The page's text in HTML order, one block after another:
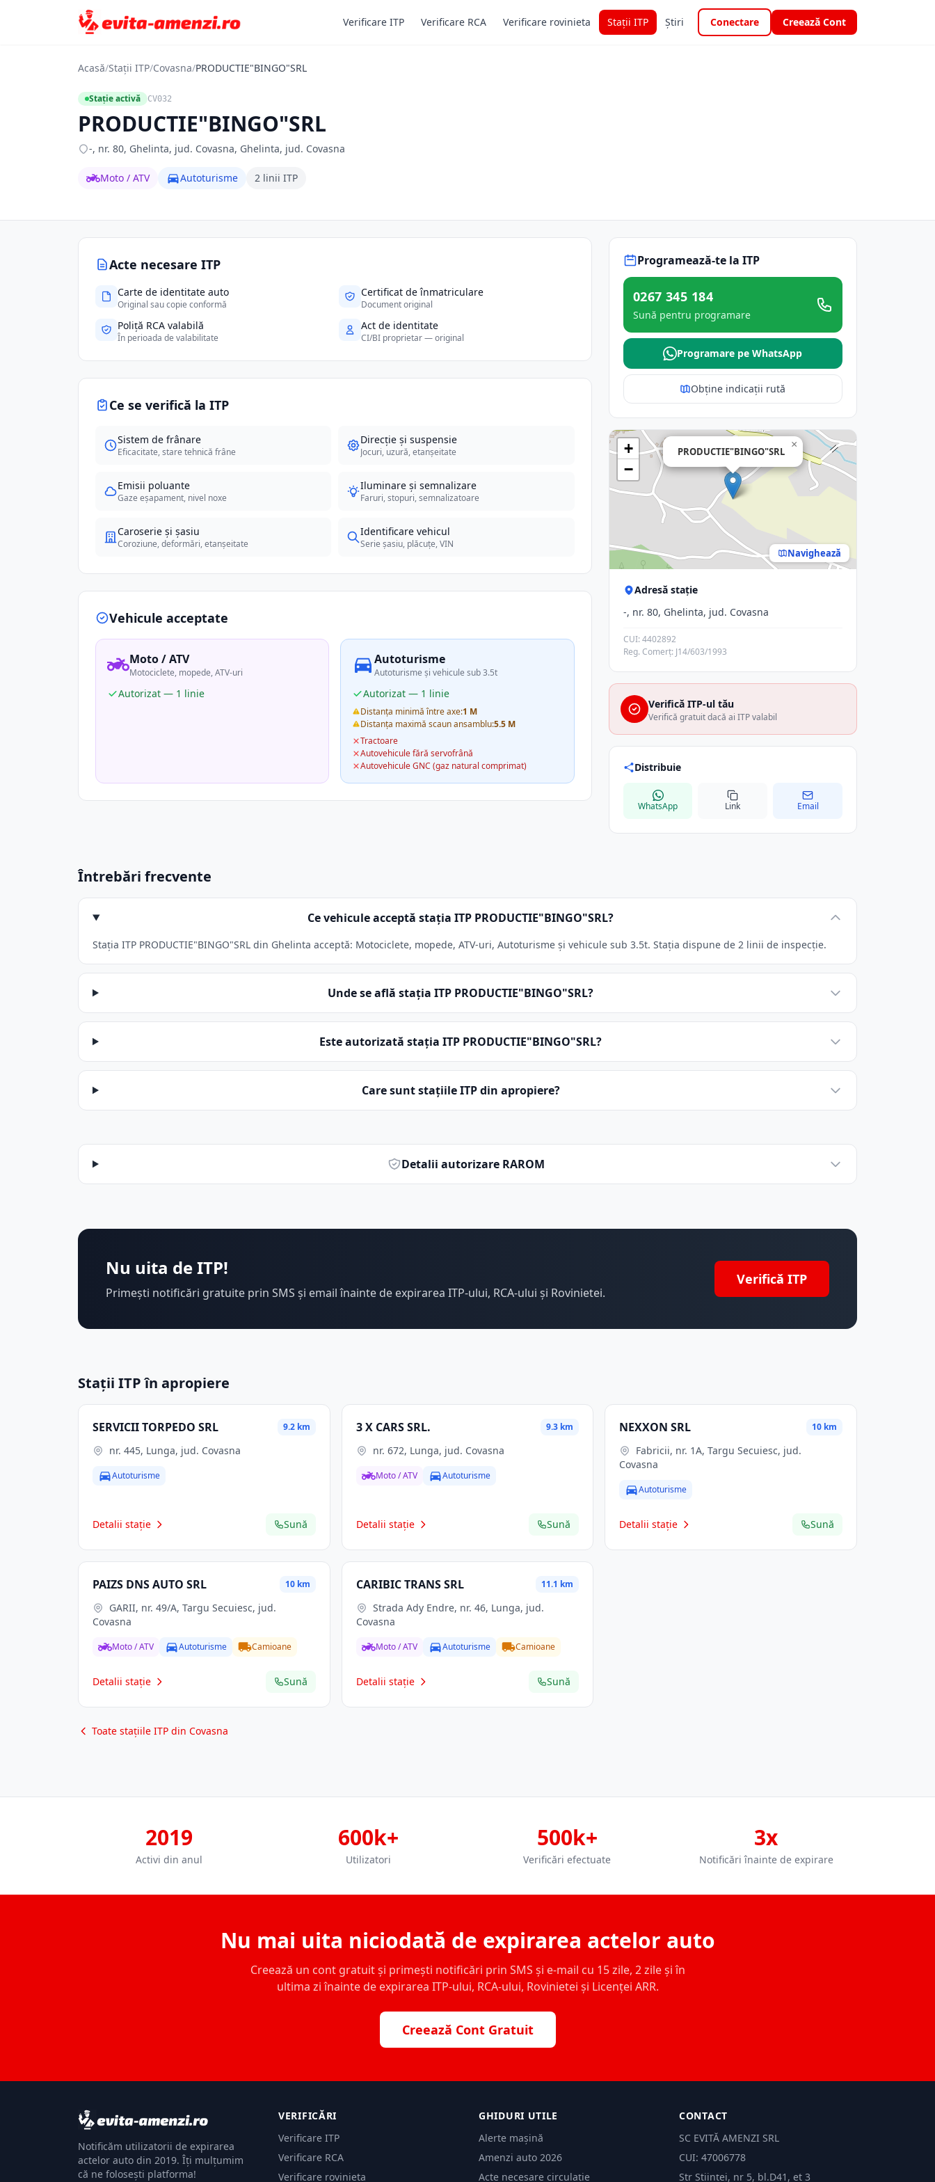
Verificare ITP Verificare RCA Verificare rovinieta Stații ITP Știri Conectare Creează Cont
Acasă/Stații ITP/Covasna/PRODUCTIE"BINGO"SRL
Stație activă CV032
PRODUCTIE"BINGO"SRL
-, nr. 80, Ghelinta, jud. Covasna, Ghelinta, jud. Covasna
Moto / ATV Autoturisme 2 linii ITP
Acte necesare ITP
Carte de identitate auto
Original sau copie conformă
Certificat de înmatriculare
Document original
Poliță RCA valabilă
În perioada de valabilitate
Act de identitate
CI/BI proprietar — original
Ce se verifică la ITP
Sistem de frânare
Eficacitate, stare tehnică frâne
Direcție și suspensie
Jocuri, uzură, etanșeitate
Emisii poluante
Gaze eșapament, nivel noxe
Iluminare și semnalizare
Faruri, stopuri, semnalizatoare
Caroserie și șasiu
Coroziune, deformări, etanșeitate
Identificare vehicul
Serie șasiu, plăcuțe, VIN
Vehicule acceptate
Moto / ATV
Motociclete, mopede, ATV-uri
Autorizat — 1 linie
Autoturisme
Autoturisme și vehicule sub 3.5t
Autorizat — 1 linie
Distanța minimă între axe:1 M
Distanța maximă scaun ansamblu:5.5 M
Tractoare
Autovehicule fără servofrână
Autovehicule GNC (gaz natural comprimat)
Programează-te la ITP
0267 345 184
Sună pentru programare
Programare pe WhatsApp
Obține indicații rută
PRODUCTIE"BINGO"SRL
×
+
−
Navighează
Adresă stație
-, nr. 80, Ghelinta, jud. Covasna
CUI: 4402892
Reg. Comerț: J14/603/1993
Verifică ITP-ul tău
Verifică gratuit dacă ai ITP valabil
Distribuie
WhatsApp Link Email
Întrebări frecvente
Ce vehicule acceptă stația ITP PRODUCTIE"BINGO"SRL?
Stația ITP PRODUCTIE"BINGO"SRL din Ghelinta acceptă: Motociclete, mopede, ATV-uri, Autoturisme și vehicule sub 3.5t. Stația dispune de 2 linii de inspecție.
Unde se află stația ITP PRODUCTIE"BINGO"SRL?
Este autorizată stația ITP PRODUCTIE"BINGO"SRL?
Care sunt stațiile ITP din apropiere?
Detalii autorizare RAROM
Nu uita de ITP!
Primești notificări gratuite prin SMS și email înainte de expirarea ITP-ului, RCA-ului și Rovinietei.
Verifică ITP
Stații ITP în apropiere
SERVICII TORPEDO SRL 9.2 km
nr. 445, Lunga, jud. Covasna
Autoturisme
Detalii stație Sună
3 X CARS SRL. 9.3 km
nr. 672, Lunga, jud. Covasna
Moto / ATV Autoturisme
Detalii stație Sună
NEXXON SRL 10 km
Covasna
Autoturisme
Detalii stație Sună
PAIZS DNS AUTO SRL 10 km
Covasna
Moto / ATV Autoturisme Camioane
Detalii stație Sună
CARIBIC TRANS SRL 11.1 km
Covasna
Moto / ATV Autoturisme Camioane
Detalii stație Sună
Toate stațiile ITP din Covasna
2019
Activi din anul
600k+
Utilizatori
500k+
Verificări efectuate
3x
Notificări înainte de expirare
Nu mai uita niciodată de expirarea actelor auto
Creează un cont gratuit și primești notificări prin SMS și e-mail cu 15 zile, 2 zile și în
ultima zi înainte de expirarea ITP-ului, RCA-ului, Rovinietei și Licenței ARR.
Creează Cont Gratuit
Notificăm utilizatorii de expirarea
actelor auto din 2019. Îți mulțumim
că ne folosești platforma!
VERIFICĂRI
Verificare ITP
Verificare RCA
Verificare rovinieta
GHIDURI UTILE
Alerte mașină
Amenzi auto 2026
Acte necesare circulație
CONTACT
SC EVITĂ AMENZI SRL
CUI: 47006778
Str Științei, nr 5, bl.D41, et 3